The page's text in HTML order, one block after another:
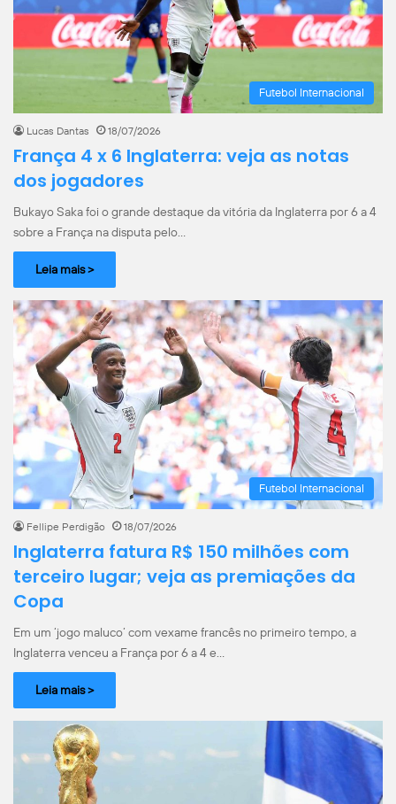
Futebol Internacional
Lucas Dantas 18/07/2026
França 4 x 6 Inglaterra: veja as notas
dos jogadores
Bukayo Saka foi o grande destaque da vitória da Inglaterra por 6 a 4
sobre a França na disputa pelo…
Leia mais >
Futebol Internacional
Fellipe Perdigão 18/07/2026
Inglaterra fatura R$ 150 milhões com
terceiro lugar; veja as premiações da
Copa
Em um ‘jogo maluco’ com vexame francês no primeiro tempo, a
Inglaterra venceu a França por 6 a 4 e…
Leia mais >